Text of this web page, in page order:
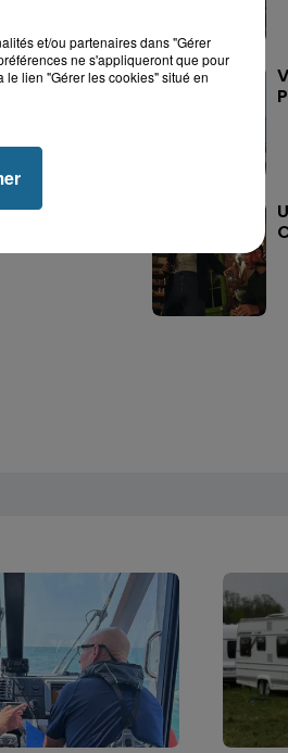
et/ou partenaires dans "Gérer
ne s'appliqueront que pour
le lien "Gérer les cookies" situé en